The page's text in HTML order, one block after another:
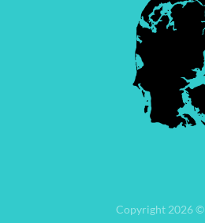
Copyright 2026 ©